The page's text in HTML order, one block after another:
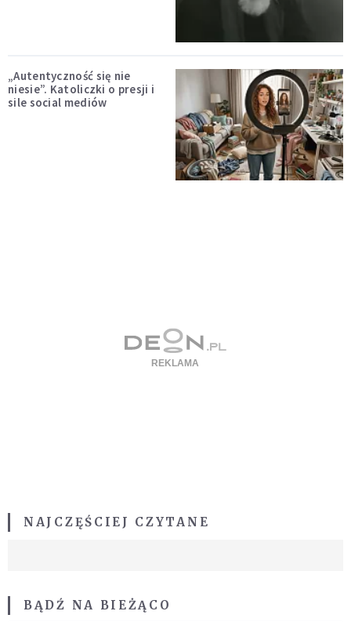
„Autentyczność się nie
niesie”. Katoliczki o presji i
sile social mediów
NAJCZĘŚCIEJ CZYTANE
BĄDŹ NA BIEŻĄCO